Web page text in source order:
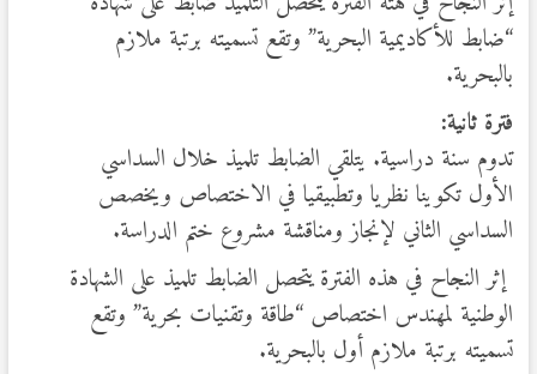
“ضابط للأكاديمية البحرية” وتقع تسميته برتبة ملازم
بالبحرية.
فترة ثانية:
تدوم سنة دراسية. يتلقي الضابط تلميذ خلال السداسي
الأول تكوينا نظريا وتطبيقيا في الاختصاص ويخصص
السداسي الثاني لإنجاز ومناقشة مشروع ختم الدراسة.
إثر النجاح في هذه الفترة يتحصل الضابط تلميذ على الشهادة
الوطنية لمهندس اختصاص “طاقة وتقنيات بحرية” وتقع
تسميته برتبة ملازم أول بالبحرية.